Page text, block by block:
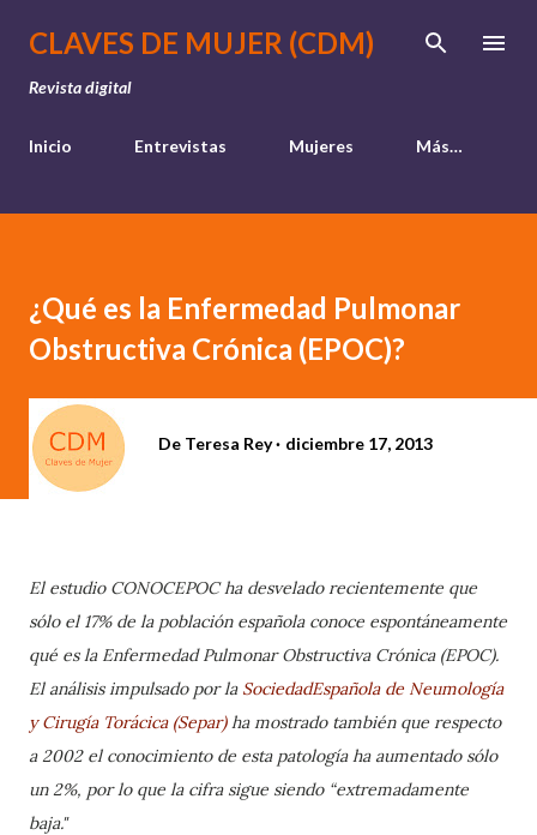
Ir al contenido principal
CLAVES DE MUJER (CDM)
Revista digital
Inicio Entrevistas Mujeres Más…
¿Qué es la Enfermedad Pulmonar
Obstructiva Crónica (EPOC)?
De Teresa Rey diciembre 17, 2013
El estudio CONOCEPOC ha desvelado recientemente que
sólo el 17% de la población española conoce espontáneamente
qué es la Enfermedad Pulmonar Obstructiva Crónica (EPOC).
El análisis impulsado por laSociedadEspañola de Neumología
y Cirugía Torácica (Separ)ha mostrado también que respecto
a 2002 el conocimiento de esta patología ha aumentado sólo
un 2%, por lo que la cifra sigue siendo “extremadamente
baja."